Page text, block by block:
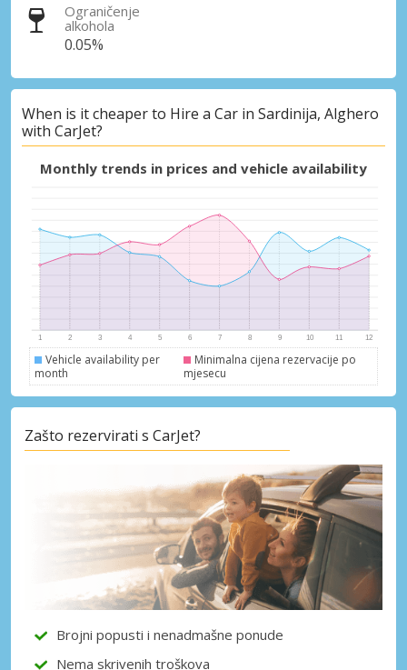
Posebni popusti
Pristupite ekskluzivnim ponudama naših
Prijava putem eLinka
Ograničenje
alkohola
0.05%
When is it cheaper to Hire a Car in Sardinija, Alghero
with CarJet?
Monthly trends in prices and vehicle availability
Vehicle availability per
month
Minimalna cijena rezervacije po
mjesecu
Zašto rezervirati s CarJet?
Brojni popusti i nenadmašne ponude
Nema skrivenih troškova